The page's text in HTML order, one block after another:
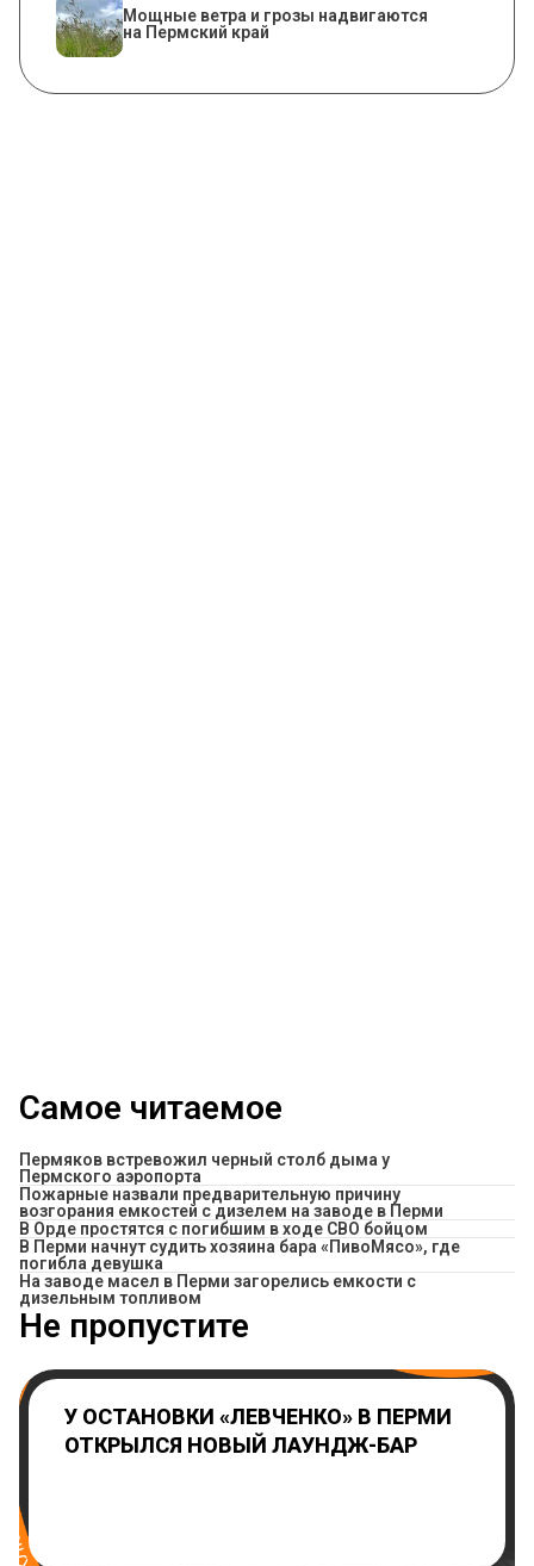
Мощные ветра и грозы надвигаются
на Пермский край
Самое читаемое
Пермяков встревожил черный столб дыма у
Пермского аэропорта
Пожарные назвали предварительную причину
возгорания емкостей с дизелем на заводе в Перми
В Орде простятся с погибшим в ходе СВО бойцом
​В Перми начнут судить хозяина бара «ПивоМясо», где
погибла девушка
На заводе масел в Перми загорелись емкости с
дизельным топливом
Не пропустите
У ОСТАНОВКИ «ЛЕВЧЕНКО» В ПЕРМИ
ОТКРЫЛСЯ НОВЫЙ ЛАУНДЖ-БАР